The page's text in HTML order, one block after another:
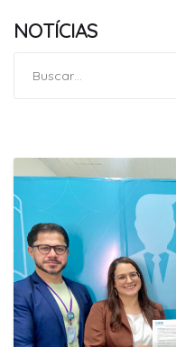
NOTÍCIAS
por: